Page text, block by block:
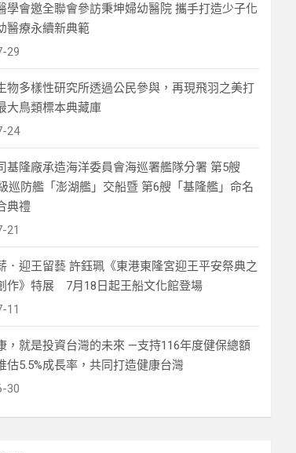
學會邀全聯會參訪秉坤婦幼醫院 攜手打造少子化
醫療永續新典範
29
物多樣性研究所透過公民參與，再現飛羽之美打
大鳥類標本典藏庫
24
基隆廠承造海洋委員會海巡署艦隊分署 第5艘
巡防艦「澎湖艦」交船暨 第6艘「基隆艦」命名
典禮
21
．迎王留藝 許鈺珮《東港東隆宮迎王平安祭典之
作》特展 7月18日起王船文化館登場
11
，就是投資台灣的未來 —支持116年度健保總額
估5.5%成長率，共同打造健康台灣
30